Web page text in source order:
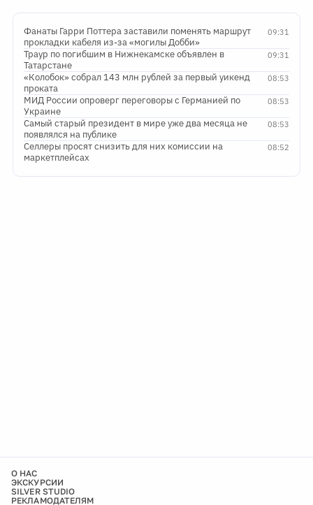
09:31
Фанаты Гарри Поттера заставили поменять маршрут
прокладки кабеля из-за «могилы Добби»
09:31
Траур по погибшим в Нижнекамске объявлен в
Татарстане
08:53
«Колобок» собрал 143 млн рублей за первый уикенд
проката
08:53
МИД России опроверг переговоры с Германией по
Украине
08:53
Самый старый президент в мире уже два месяца не
появлялся на публике
08:52
Селлеры просят снизить для них комиссии на
маркетплейсах
О НАС
ЭКСКУРСИИ
SILVER STUDIO
РЕКЛАМОДАТЕЛЯМ